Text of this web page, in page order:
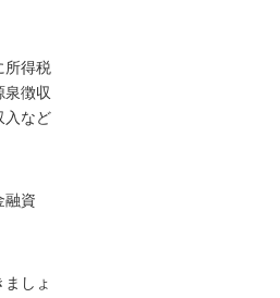
所得税
徴収
入など
融資
しょ